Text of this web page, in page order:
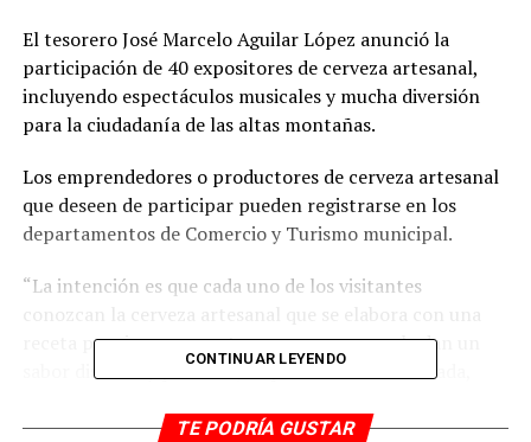
El tesorero José Marcelo Aguilar López anunció la
participación de 40 expositores de cerveza artesanal,
incluyendo espectáculos musicales y mucha diversión
para la ciudadanía de las altas montañas.
Los emprendedores o productores de cerveza artesanal
que deseen de participar pueden registrarse en los
departamentos de Comercio y Turismo municipal.
“La intención es que cada uno de los visitantes
receta propia, por maestros cerveceros que le dan un
sabor distinto y personal, su producción es limitada,
texturas distintas a las marcas que se elaboran en
CONTINUAR LEYENDO
TE PODRÍA GUSTAR